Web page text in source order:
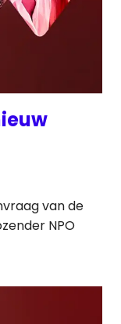
van de
NPO